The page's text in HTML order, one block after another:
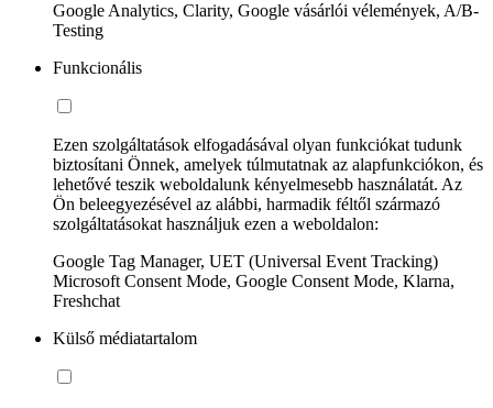
Google Analytics, Clarity, Google vásárlói vélemények, A/B-
Testing
Funkcionális
Ezen szolgáltatások elfogadásával olyan funkciókat tudunk
biztosítani Önnek, amelyek túlmutatnak az alapfunkciókon, és
lehetővé teszik weboldalunk kényelmesebb használatát. Az
Ön beleegyezésével az alábbi, harmadik féltől származó
szolgáltatásokat használjuk ezen a weboldalon:
Google Tag Manager, UET (Universal Event Tracking)
Microsoft Consent Mode, Google Consent Mode, Klarna,
Freshchat
Külső médiatartalom